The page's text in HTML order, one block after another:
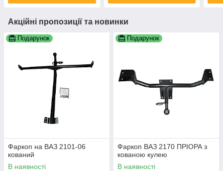
Акційні пропозиції та новинки
Подарунок
Фаркоп на ВАЗ 2101-06
кований
В наявності
Подарунок
Фаркоп ВАЗ 2170 ПРІОРА з
кованою кулею
В наявності